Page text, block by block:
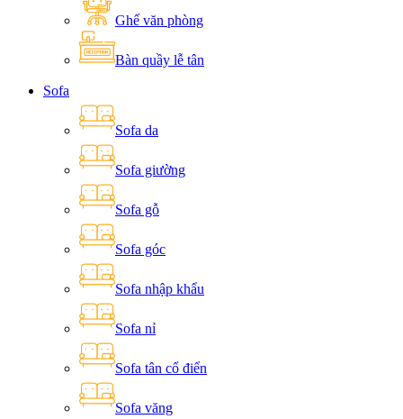
Ghế văn phòng
Bàn quầy lễ tân
Sofa
Sofa da
Sofa giường
Sofa gỗ
Sofa góc
Sofa nhập khẩu
Sofa nỉ
Sofa tân cổ điển
Sofa văng